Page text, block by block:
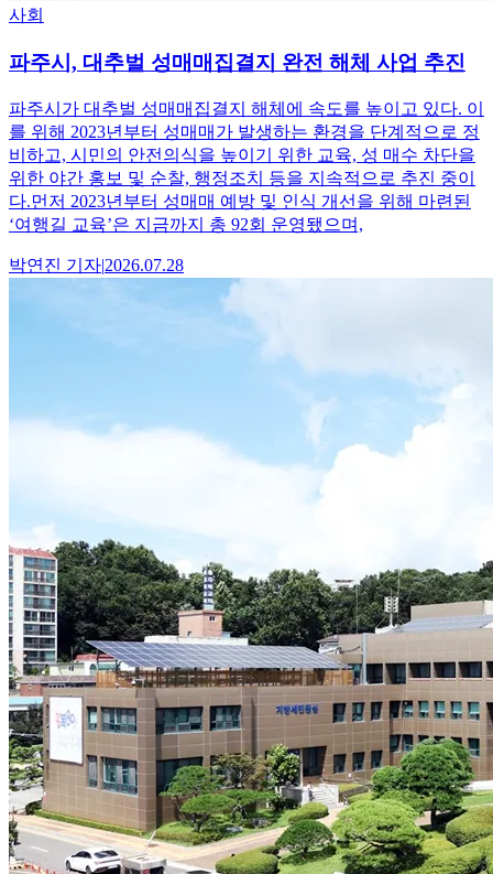
사회
파주시, 대추벌 성매매집결지 완전 해체 사업 추진
파주시가 대추벌 성매매집결지 해체에 속도를 높이고 있다. 이
를 위해 2023년부터 성매매가 발생하는 환경을 단계적으로 정
비하고, 시민의 안전의식을 높이기 위한 교육, 성 매수 차단을
위한 야간 홍보 및 순찰, 행정조치 등을 지속적으로 추진 중이
다.먼저 2023년부터 성매매 예방 및 인식 개선을 위해 마련된
‘여행길 교육’은 지금까지 총 92회 운영됐으며,
박연진 기자|2026.07.28